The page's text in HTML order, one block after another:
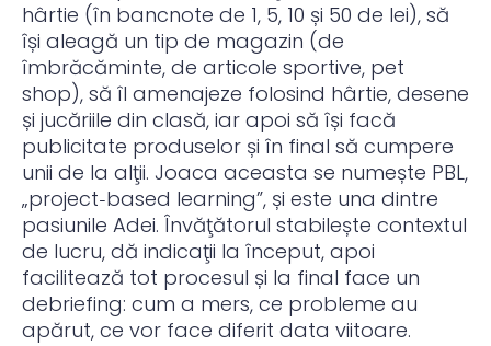
hârtie (în bancnote de 1, 5, 10 și 50 de lei), să
își aleagă un tip de magazin (de
îmbrăcăminte, de articole sportive, pet
shop), să îl amenajeze folosind hârtie, desene
și jucăriile din clasă, iar apoi să își facă
publicitate produselor și în final să cumpere
unii de la alţii. Joaca aceasta se numește PBL,
„project‑based learning”, și este una dintre
pasiunile Adei. Învăţătorul stabilește contextul
de lucru, dă indicaţii la început, apoi
facilitează tot procesul și la final face un
debriefing: cum a mers, ce probleme au
apărut, ce vor face diferit data viitoare.